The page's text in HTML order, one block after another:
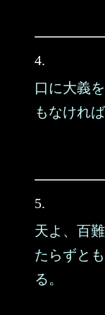
4.
口に大義
もなけれ
5.
天よ、百
たらずと
る。